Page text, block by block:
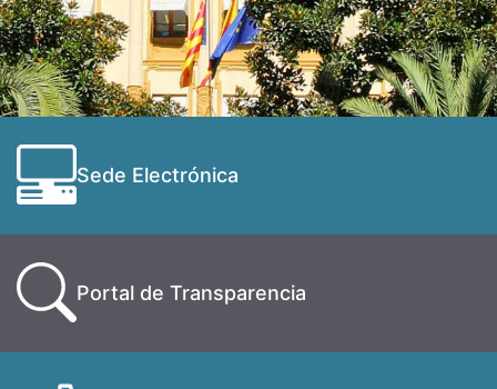
Sede Electrónica
Portal de Transparencia